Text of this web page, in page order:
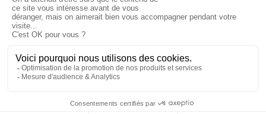
Chantiers de France est une marque
| Mentions légales